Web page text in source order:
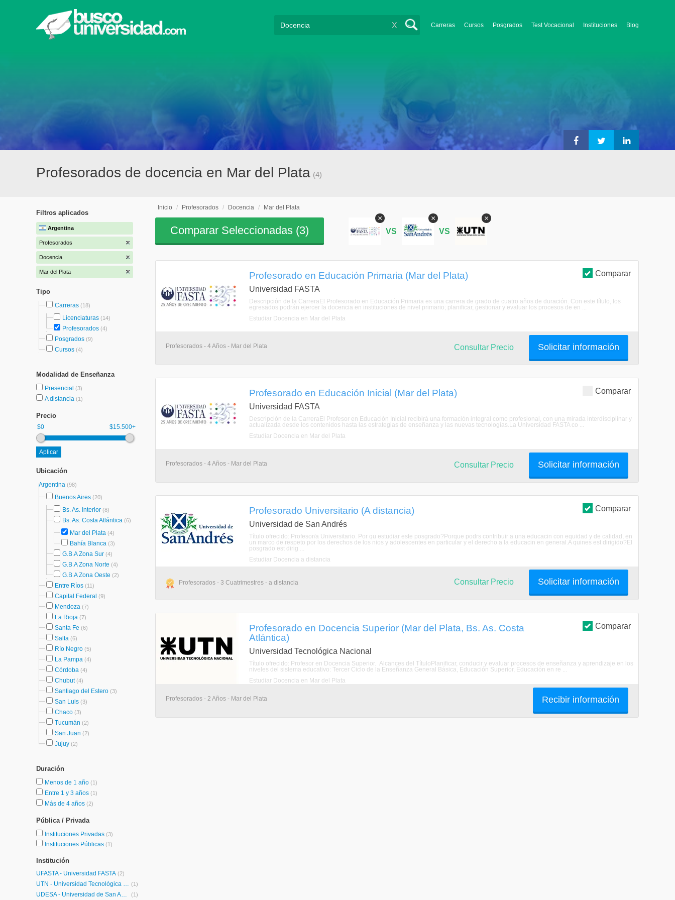
Carreras Cursos Posgrados Test Vocacional Instituciones Blog
X
Profesorados de docencia en Mar del Plata (4)
Filtros aplicados
Argentina
Profesorados
Docencia
Mar del Plata
Tipo
Carreras (18)
Licenciaturas (14)
Profesorados (4)
Posgrados (9)
Cursos (4)
Modalidad de Enseñanza
Presencial (3)
A distancia (1)
Precio
$0 $15.500+
Ubicación
Argentina (98)
Buenos Aires (20)
Bs. As. Interior (8)
Bs. As. Costa Atlántica (6)
Mar del Plata (4)
Bahía Blanca (3)
G.B.A Zona Sur (4)
G.B.A Zona Norte (4)
G.B.A Zona Oeste (2)
Entre Ríos (11)
Capital Federal (9)
Mendoza (7)
La Rioja (7)
Santa Fe (6)
Salta (6)
Río Negro (5)
La Pampa (4)
Córdoba (4)
Chubut(4)
Santiago del Estero (3)
San Luis (3)
Chaco (3)
Tucumán (2)
San Juan (2)
Jujuy (2)
Duración
Menos de 1 año (1)
Entre 1 y 3 años (1)
Más de 4 años (2)
Pública / Privada
Instituciones Privadas (3)
Instituciones Públicas (1)
Institución
UFASTA - Universidad FASTA (2)
UTN - Universidad Tecnológica Nacional (1)
UDESA - Universidad de San Andrés (1)
Inicio / Profesorados / Docencia / Mar del Plata
Comparar Seleccionadas (3)
×
VS
×
VS
×
Comparar
Profesorado en Educación Primaria (Mar del Plata)
Universidad FASTA
Descripción de la CarreraEl Profesorado en Educación Primaria es una carrera de grado de cuatro años de duración. Con este título, los
egresados podrán ejercer la docencia en instituciones de nivel primario; planificar, gestionar y evaluar los procesos de en ...
Estudiar Docencia en Mar del Plata
Profesorados - 4 Años - Mar del Plata Solicitar información
Consultar Precio
Comparar
Profesorado en Educación Inicial (Mar del Plata)
Universidad FASTA
Descripción de la CarreraEl Profesor en Educación Inicial recibirá una formación integral como profesional, con una mirada interdisciplinar y
actualizada desde los contenidos hasta las estrategias de enseñanza y las nuevas tecnologías.La Universidad FASTA co ...
Estudiar Docencia en Mar del Plata
Profesorados - 4 Años - Mar del Plata Solicitar información
Consultar Precio
Comparar
Profesorado Universitario (A distancia)
Universidad de San Andrés
Título ofrecido: Profesor/a Universitario. Por qu estudiar este posgrado?Porque podrs contribuir a una educacin con equidad y de calidad, en
un marco de respeto por los derechos de los nios y adolescentes en particular y el derecho a la educacin en general.A quines est dirigido?El
posgrado est dirig ...
Estudiar Docencia a distancia
Profesorados - 3 Cuatrimestres - a distancia Solicitar información
Consultar Precio
Comparar
Profesorado en Docencia Superior (Mar del Plata, Bs. As. Costa
Atlántica)
Universidad Tecnológica Nacional
Título ofrecido: Profesor en Docencia Superior. Alcances del TítuloPlanificar, conducir y evaluar procesos de enseñanza y aprendizaje en los
niveles del sistema educativo: Tercer Ciclo de la Enseñanza General Básica, Educación Superior, Educación en re ...
Estudiar Docencia en Mar del Plata
Profesorados - 2 Años - Mar del Plata Recibir información